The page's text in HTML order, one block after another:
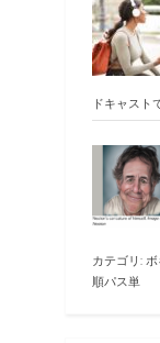
ドキャスト
カテゴリ:
順パス単